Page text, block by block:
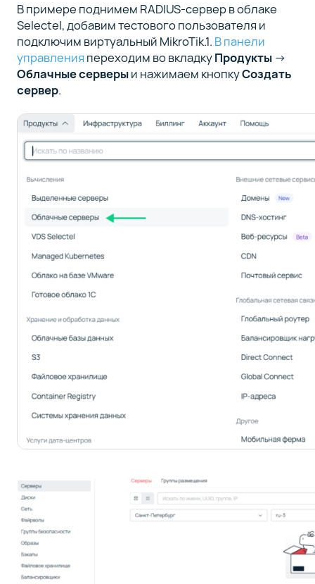
В примере поднимем RADIUS-сервер в облаке
Selectel, добавим тестового пользователя и
подключим виртуальный MikroTik.1. В панели
управления переходим во вкладкуПродукты→
Облачные серверыи нажимаем кнопкуСоздать
сервер.